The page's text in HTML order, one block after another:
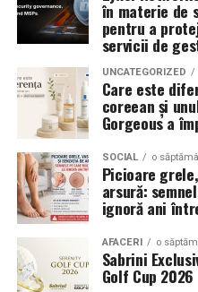
Romanita Events continuă
importantă a momentelor
combinând experiența
a transforma fiecare
deosebită pentru
in care masina sta pe roti.
accentua liniile caroseriei
echilibrat, in timp ce o
proportiile, chiar daca
Anvelopele ca element
La evenimentele auto din
componente functionale, ci
si fotografii surprind
care roata umple aripa,
aspectul general al
Anvelopele curate, cu
în materie de
pentru a
servicii de
UNCATEGORIZED
Care este
coreean și
Gorgeous a
SOCIAL o
Picioare
arsură:
ignoră ani
AFACERI o
Sabrini
Golf Cup 2026